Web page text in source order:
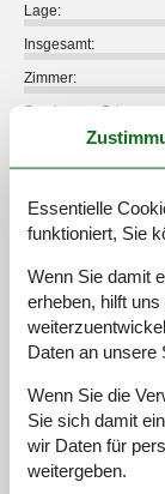
Lage:
Insgesamt:
Zimmer:
Service vor Ort:
Preis-Leistung:
Reinigung:
Zimmer:
Allgemein:
Danke für den
herzlich. Das
allem
wunderschöne
Dolomiten. Ich
Essentielle
funktioniert, Sie
Wenn Sie damit
erheben, hilft
Daten an unsere
Wenn Sie die
Sie sich damit
wir Daten für
weitergeben.